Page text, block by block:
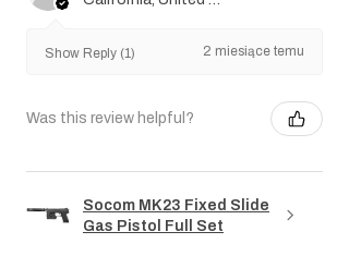
Show Reply (1) 2 miesiące temu
Was this review helpful?
Socom MK23 Fixed Slide
Gas Pistol Full Set